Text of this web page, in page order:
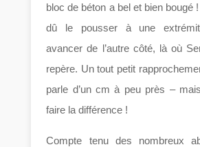
bloc de béton a bel et bien bougé
dû le pousser à une
avancer de l’autre côté, là où
repère. Un tout petit
parle d’un cm à peu près –
faire la différence !
Compte tenu des nombreux